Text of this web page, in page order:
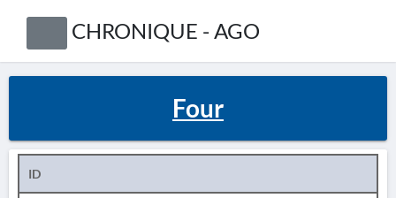
CHRONIQUE - AGO
Four
ID